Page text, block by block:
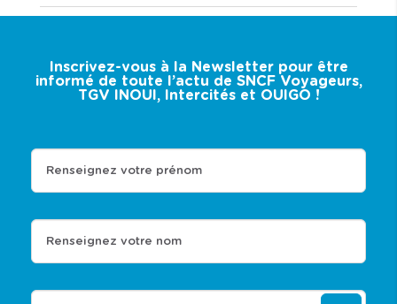
Inscrivez-vous à la Newsletter pour être
informé de toute l’actu de SNCF Voyageurs,
TGV INOUI, Intercités et OUIGO !
Renseignez votre prénom
Renseignez votre nom